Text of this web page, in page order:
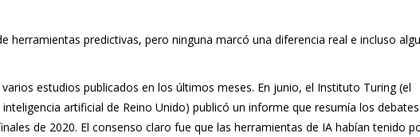
herramientas predictivas, pero ninguna marcó una diferencia real e incluso
estudios publicados en los últimos meses. En junio, el Instituto Turing (el
artificial de Reino Unido) publicó un informe que resumía los
de 2020. El consenso claro fue que las herramientas de IA habían tenido